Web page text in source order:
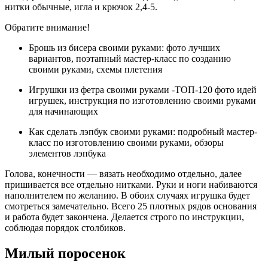
нитки обычные, игла и крючок 2,4-5.
Обратите внимание!
Брошь из бисера своими руками: фото лучших
вариантов, поэтапный мастер-класс по созданию
своими руками, схемы плетения
Игрушки из фетра своими руками -ТОП-120 фото идей
игрушек, инструкция по изготовлению своими руками
для начинающих
Как сделать лэпбук своими руками: подробный мастер-
класс по изготовлению своими руками, обзоры
элементов лэпбука
Голова, конечности — вязать необходимо отдельно, далее
пришивается все отдельно нитками. Руки и ноги набиваются
наполнителем по желанию. В обоих случаях игрушка будет
смотреться замечательно. Всего 25 плотных рядов основания
и работа будет закончена. Делается строго по инструкции,
соблюдая порядок столбиков.
Милый поросенок